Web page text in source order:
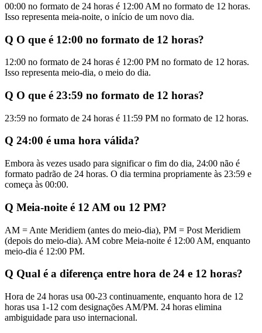
00:00 no formato de 24 horas é 12:00 AM no formato de 12 horas.
Isso representa meia-noite, o início de um novo dia.
Q O que é 12:00 no formato de 12 horas?
12:00 no formato de 24 horas é 12:00 PM no formato de 12 horas.
Isso representa meio-dia, o meio do dia.
Q O que é 23:59 no formato de 12 horas?
23:59 no formato de 24 horas é 11:59 PM no formato de 12 horas.
Q 24:00 é uma hora válida?
Embora às vezes usado para significar o fim do dia, 24:00 não é
formato padrão de 24 horas. O dia termina propriamente às 23:59 e
começa às 00:00.
Q Meia-noite é 12 AM ou 12 PM?
AM = Ante Meridiem (antes do meio-dia), PM = Post Meridiem
(depois do meio-dia). AM cobre Meia-noite é 12:00 AM, enquanto
meio-dia é 12:00 PM.
Q Qual é a diferença entre hora de 24 e 12 horas?
Hora de 24 horas usa 00-23 continuamente, enquanto hora de 12
horas usa 1-12 com designações AM/PM. 24 horas elimina
ambiguidade para uso internacional.